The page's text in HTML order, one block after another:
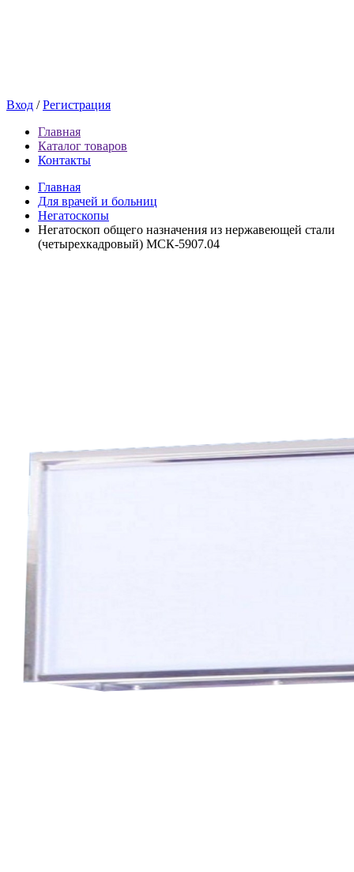
Вход /Регистрация
Главная
Каталог товаров
Контакты
Главная
Для врачей и больниц
Негатоскопы
Негатоскоп общего назначения из нержавеющей стали
(четырехкадровый) МСК-5907.04